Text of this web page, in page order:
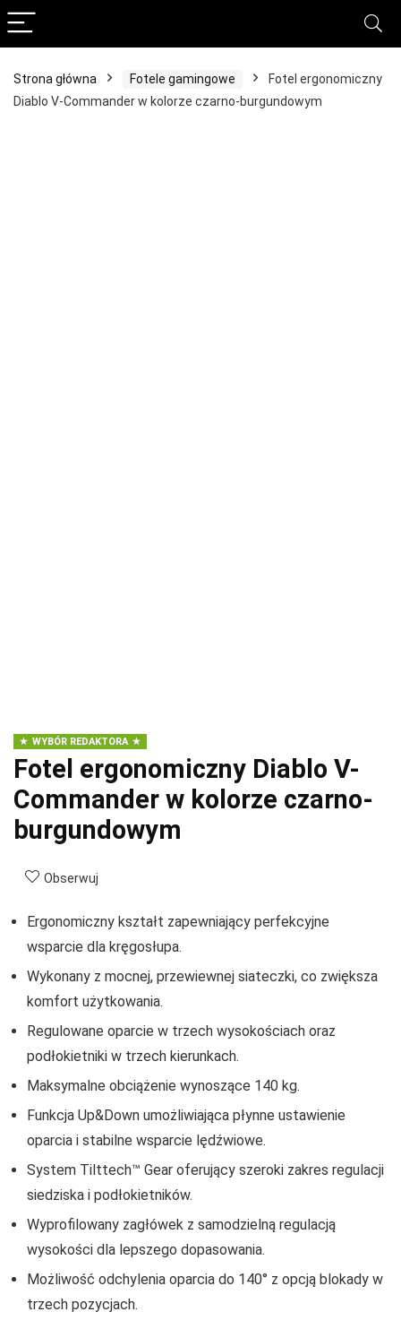
Strona główna Fotele gamingowe
Fotel ergonomiczny
Diablo V-Commander w kolorze czarno-burgundowym
WYBÓR REDAKTORA
Fotel ergonomiczny Diablo V-
Commander w kolorze czarno-
burgundowym
Obserwuj
Ergonomiczny kształt zapewniający perfekcyjne
wsparcie dla kręgosłupa.
Wykonany z mocnej, przewiewnej siateczki, co zwiększa
komfort użytkowania.
Regulowane oparcie w trzech wysokościach oraz
podłokietniki w trzech kierunkach.
Maksymalne obciążenie wynoszące 140 kg.
Funkcja Up&Down umożliwiająca płynne ustawienie
oparcia i stabilne wsparcie lędźwiowe.
System Tilttech™ Gear oferujący szeroki zakres regulacji
siedziska i podłokietników.
Wyprofilowany zagłówek z samodzielną regulacją
wysokości dla lepszego dopasowania.
Możliwość odchylenia oparcia do 140° z opcją blokady w
trzech pozycjach.